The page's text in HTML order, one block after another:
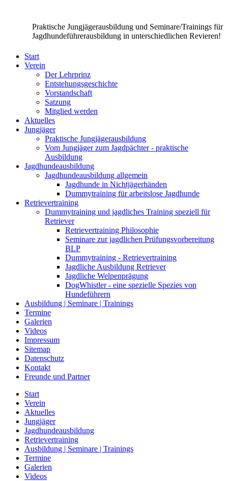
Praktische Jungjägerausbildung und Seminare/Trainings für
Jagdhundeführerausbildung in unterschiedlichen Revieren!
Start
Verein
Der Lehrprinz
Entstehungsgeschichte
Vorstandschaft
Satzung
Mitglied werden
Aktuelles
Jungjäger
Praktische Jungjägerausbildung
Vom Jungjäger zum Jagdpächter - praktische
Ausbildung
Jagdhundeausbildung
Jagdhundeausbildung allgemein
Jagdhunde in Nichtjägerhänden
Dummytraining für arbeitslose Jagdhunde
Retrievertraining
Dummytraining und jagdliches Training speziell für
Retriever
Retrievertraining Philosophie
Seminare zur jagdlichen Prüfungsvorbereitung
BLP
Dummytraining - Retrievertraining
Jagdliche Ausbildung Retriever
Jagdliche Welpenprägung
DogWhistler - eine spezielle Spezies von
Hundeführern
Ausbildung | Seminare | Trainings
Termine
Galerien
Videos
Impressum
Sitemap
Datenschutz
Kontakt
Freunde und Partner
Start
Verein
Aktuelles
Jungjäger
Jagdhundeausbildung
Retrievertraining
Ausbildung | Seminare | Trainings
Termine
Galerien
Videos